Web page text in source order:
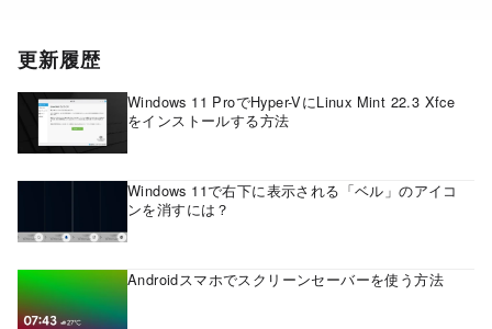
更新履歴
Windows 11 ProでHyper-VにLinux Mint 22.3 Xfce
をインストールする方法
Windows 11で右下に表示される「ベル」のアイコ
ンを消すには？
Androidスマホでスクリーンセーバーを使う方法